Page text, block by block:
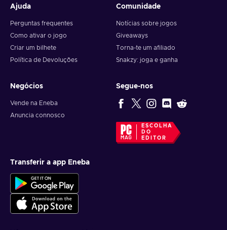
Ajuda
Perguntas frequentes
Como ativar o jogo
Criar um bilhete
Política de Devoluções
Comunidade
Notícias sobre jogos
Giveaways
Torna-te um afiliado
Snakzy: joga e ganha
Negócios
Vende na Eneba
Anuncia connosco
Segue-nos
ESCOLHA
DO
EDITOR
Transferir a app Eneba